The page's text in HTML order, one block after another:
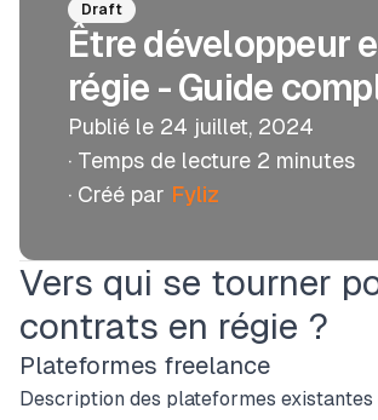
Draft
Être développeur
régie - Guide
Publié le 24 juillet, 2024
· Temps de lecture 2 minutes
· Créé par Fyliz
Vers qui se tourner
contrats en régie ?
Plateformes freelance
Description des plateformes